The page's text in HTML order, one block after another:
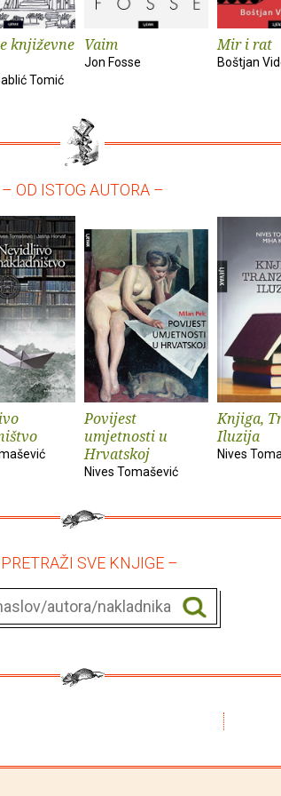
književne
Tomić
Vaim
Jon Fosse
Mir i rat
Boštjan
– OD ISTOG AUTORA –
Povijest
umjetnosti u
Hrvatskoj
Nives Tomašević
Knjiga,
Iluzija
Nives
SVE KNJIGE –